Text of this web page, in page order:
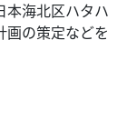
本海北区ハタハ
画の策定などを